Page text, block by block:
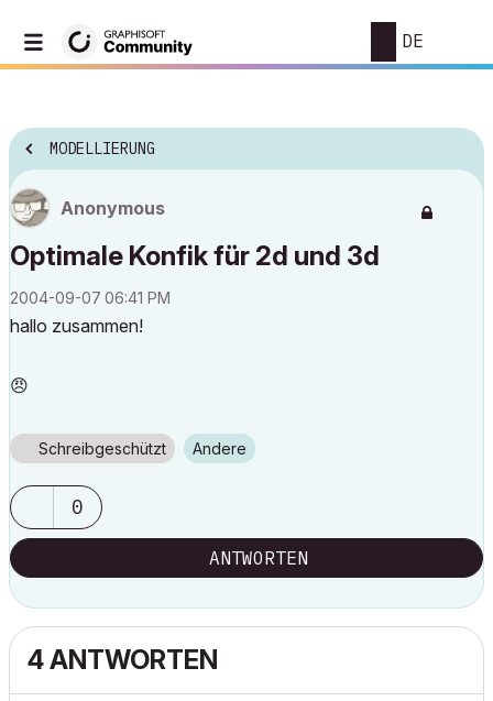
DE
MODELLIERUNG
Anonymous
Optimale Konfik für 2d und 3d
‎2004-09-07 06:41 PM
hallo zusammen!
😠
Schreibgeschützt Andere
0
ANTWORTEN
4 ANTWORTEN